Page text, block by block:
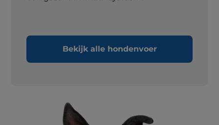
Bekijk alle hondenvoer